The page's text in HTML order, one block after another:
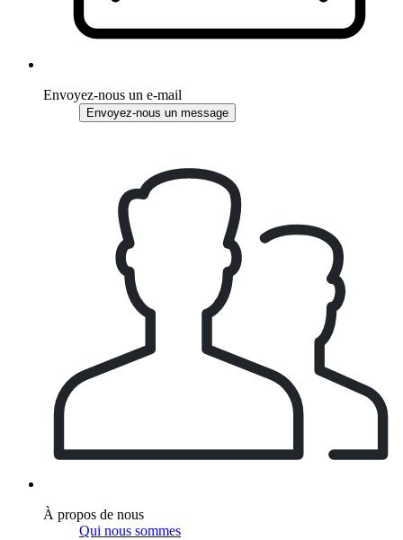
Envoyez-nous un e-mail
Envoyez-nous un message
À propos de nous
Qui nous sommes